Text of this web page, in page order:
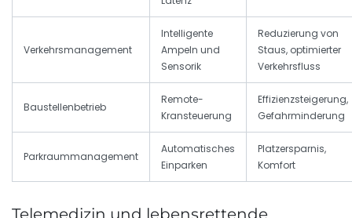
Verkehrsmanagement
Intelligente
Ampeln und
Sensorik
Reduzierung von
Staus, optimierter
Verkehrsfluss
Baustellenbetrieb
Remote-
Kransteuerung
Effizienzsteigerung,
Gefahrminderung
Parkraummanagement
Automatisches
Einparken
Platzersparnis,
Komfort
Telemedizin und lebensrettende